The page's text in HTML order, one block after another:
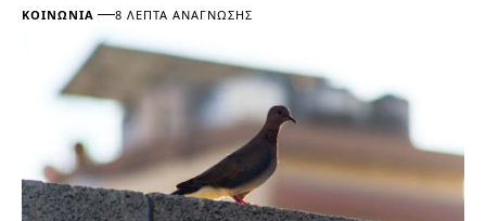
ΚΟΙΝΩΝΊΑ 8 ΛΕΠΤΆ ΑΝΆΓΝΩΣΗΣ